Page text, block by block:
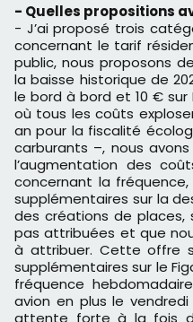
- Quelles propositions
- J’ai proposé trois
concernant le tarif
public, nous proposons
la baisse historique de
le bord à bord et 10 € sur
où tous les coûts
an pour la fiscalité
carburants –, nous
l’augmentation des
concernant la
supplémentaires sur la
des créations de places,
pas attribuées et que
à attribuer. Cette offre
supplémentaires sur le
fréquence
avion en plus le
attente forte à la fois